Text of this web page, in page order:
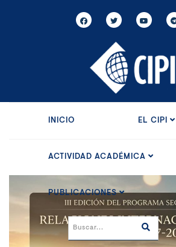
INICIO EL CIPI
ACTIVIDAD ACADÉMICA
PUBLICACIONES